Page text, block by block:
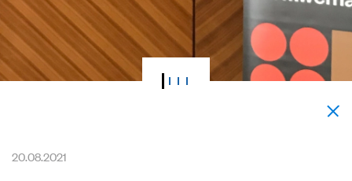
20.08.2021